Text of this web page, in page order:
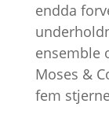
endda
ensemble
Moses &
fem